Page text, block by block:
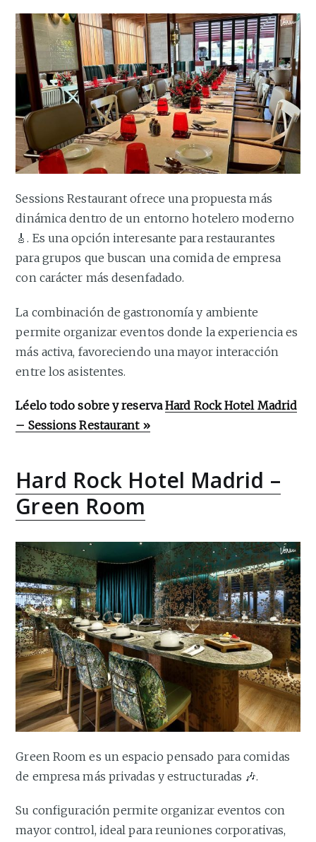
Sessions Restaurant ofrece una propuesta más
dinámica dentro de un entorno hotelero moderno
🎸. Es una opción interesante para restaurantes
para grupos que buscan una comida de empresa
con carácter más desenfadado.
La combinación de gastronomía y ambiente
permite organizar eventos donde la experiencia es
más activa, favoreciendo una mayor interacción
entre los asistentes.
Léelo todo sobre y reservaHard Rock Hotel Madrid
– Sessions Restaurant »
Hard Rock Hotel Madrid –
Green Room
Green Room es un espacio pensado para comidas
de empresa más privadas y estructuradas 🎶.
Su configuración permite organizar eventos con
mayor control, ideal para reuniones corporativas,